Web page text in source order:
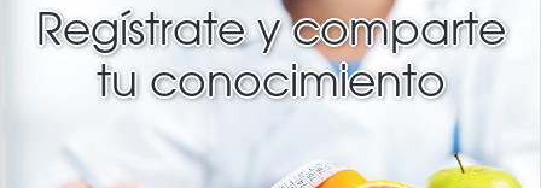
Regístrate y comparte
tu conocimiento